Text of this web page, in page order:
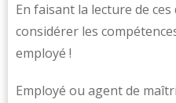
En faisant la lecture de
considérer les
employé !
Employé ou agent de